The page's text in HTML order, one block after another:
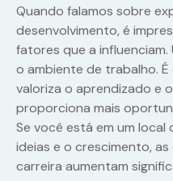
Quando falamos sobre
desenvolvimento, é
fatores que a
o ambiente de trabalho.
valoriza o aprendizado e
proporciona mais
Se você está em um
ideias e o crescimento,
carreira aumentam